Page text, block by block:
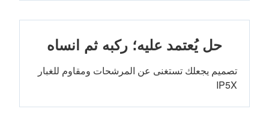
حل يُعتمد عليه؛ ركبه ثم انساه
تصميم يجعلك تستغنى عن المرشحات ومقاوم للغبار
IP5X